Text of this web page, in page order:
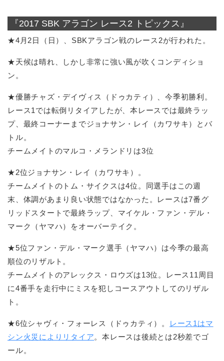
『2017 SBK アラゴン レース2 トピックス』
★4月2日（日）、SBKアラゴン戦のレース2が行われた。
★天候は晴れ、しかし非常に強い風が吹くコンディショ
ン。
★優勝チャズ・デイヴィス（ドゥカティ）、今季初勝利。
レース1では転倒リタイアしたが、本レースでは最終ラッ
プ、最終コーナーまでジョナサン・レイ（カワサキ）とバ
トル。
チームメイトのマルコ・メランドリは3位
★2位ジョナサン・レイ（カワサキ）。
チームメイトのトム・サイクスは4位。同選手はこの週
末、体調があまり良い状態ではなかった。レースは7番グ
リッドスタートで最終ラップ、マイケル・ファン・デル・
マーク（ヤマハ）をオーバーテイク。
★5位ファン・デル・マーク選手（ヤマハ）は今季の最高
順位のリザルト。
チームメイトのアレックス・ロウズは13位。レース11周目
に4番手を走行中にミスを犯しコースアウトしてのリザル
ト。
★6位シャヴィ・フォーレス（ドゥカティ）。
レース1はマ
シン火災によりリタイア。本レースは後続とは2秒差でゴ
ール。